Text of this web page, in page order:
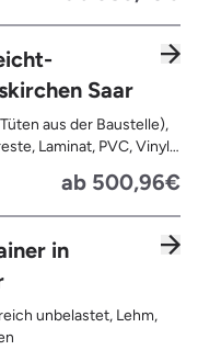
Holz (z.B.
Bleche, Rohre, Kabel,
Eimer,
Saar
aus der Baustelle),
Vinyl,
Styropor, Holz (z.B.
Textilien wie
Restentleerte
Eimer,
ab 500,96€
in
unbelastet, Lehm,